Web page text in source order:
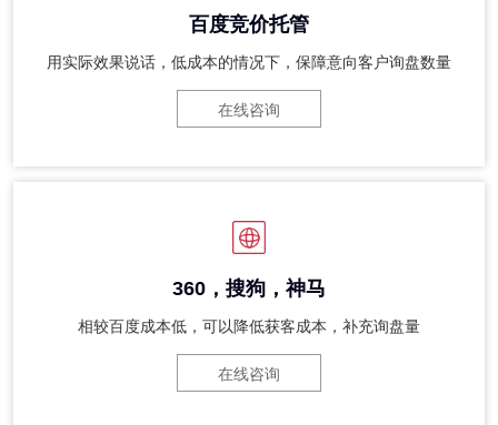
百度竞价托管
用实际效果说话，低成本的情况下，保障意向客户询盘数量
在线咨询
360，搜狗，神马
相较百度成本低，可以降低获客成本，补充询盘量
在线咨询